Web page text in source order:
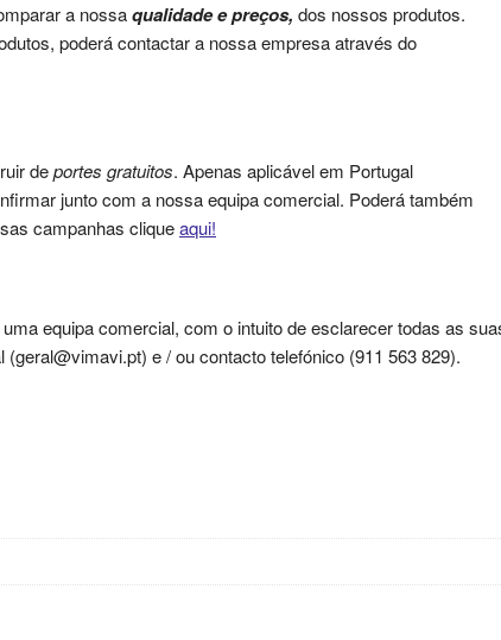
a nossaqualidade e preços, dos nossos produtos.
poderá contactar a nossa empresa através do
deportes gratuitos. Apenas aplicável em Portugal
junto com a nossa equipa comercial. Poderá também
campanhas cliqueaqui!
equipa comercial, com o intuito de esclarecer todas as
e / ou contacto telefónico (911 563 829).